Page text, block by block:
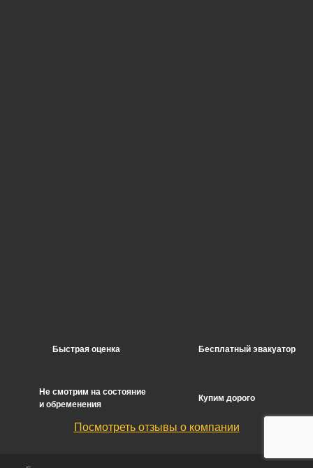
Быстрая оценка Бесплатный эвакуатор
Не смотрим на состояние
и обременения
Купим дорого
Посмотреть отзывы о компании